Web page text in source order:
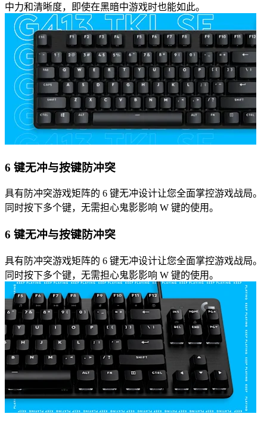
中力和清晰度，即使在黑暗中游戏时也能如此。
6 键无冲与按键防冲突
具有防冲突游戏矩阵的 6 键无冲设计让您全面掌控游戏战局。
同时按下多个键，无需担心鬼影影响 W 键的使用。
6 键无冲与按键防冲突
具有防冲突游戏矩阵的 6 键无冲设计让您全面掌控游戏战局。
同时按下多个键，无需担心鬼影影响 W 键的使用。